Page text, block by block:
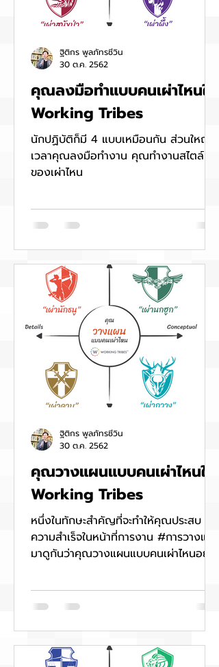
คุณลงมือทำแบบคนเผ่าไหนใน
Working Tribes
นักปฏิบัติก็มี 4 แบบเหมือนกัน ส่วนใหญ่
เวลาคุณลงมือทำงาน คุณทำงานสไตล์
ของเผ่าไหน
ฐิติกร พูลภัทรชีวิน
30 ต.ค. 2562
คุณวางแผนแบบคนเผ่าไหนใน
Working Tribes
หนึ่งในทักษะสำคัญที่จะทำให้คุณประสบ
ความสำเร็จในหน้าที่การงาน #การวางแผน
มาดูกันว่าคุณวางแผนแบบคนเผ่าไหนอยู่
ฐิติกร พูลภัทรชีวิน
30 ต.ค. 2562